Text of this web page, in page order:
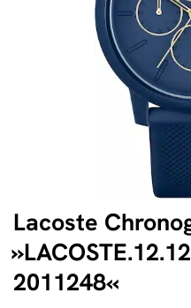
Lacoste
2011248«